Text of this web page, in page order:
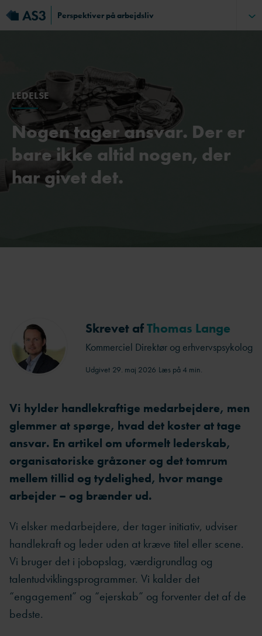
Perspektiver på arbejdsliv
LEDELSE
Nogen tager ansvar. Der er
bare ikke altid nogen, der
har givet det.
Skrevet afThomas Lange
Kommerciel Direktør og erhvervspsykolog
Udgivet 29. maj 2026 Læs på 4 min.
Vi hylder handlekraftige medarbejdere, men
glemmer at spørge, hvad det koster at tage
ansvar. En artikel om uformelt lederskab,
organisatoriske gråzoner og det tomrum
mellem tillid og tydelighed, hvor mange
arbejder – og brænder ud.
Vi elsker medarbejdere, der tager initiativ, udviser
handlekraft og leder uden at kræve titel eller scene.
Vi bruger det i jobopslag, værdigrundlag og
talentudviklingsprogrammer. Vi kalder det
“engagement” og “ejerskab” og forventer det af de
bedste.